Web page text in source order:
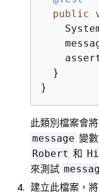
public
  }
}
此類別檔案會將
message 變
Robert 和
來測試
建立此檔案，